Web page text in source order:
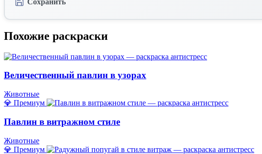
Похожие раскраски
Величественный павлин в узорах
Животные
💎 Премиум
Павлин в витражном стиле
Животные
💎 Премиум